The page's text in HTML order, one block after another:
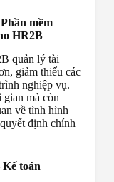
mềm
HR2B
quản lý tài
giảm thiểu các
nghiệp vụ.
mà còn
về tình hình
định chính
toán